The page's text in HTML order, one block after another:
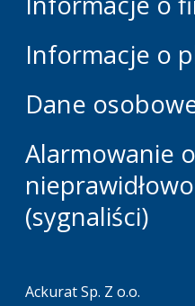
Informacje o
Dane
Alarmowanie o
(sygnaliści)
Ackurat Sp. Z o.o.